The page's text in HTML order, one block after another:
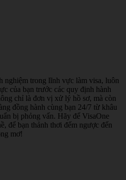
nghiệm trong lĩnh vực làm visa, luôn
của bạn trước các quy định hành
chỉ là đơn vị xử lý hồ sơ, mà còn
đồng hành cùng bạn 24/7 từ khâu
bị phỏng vấn. Hãy để VisaOne
để bạn thảnh thơi đếm ngược đến
mơ!